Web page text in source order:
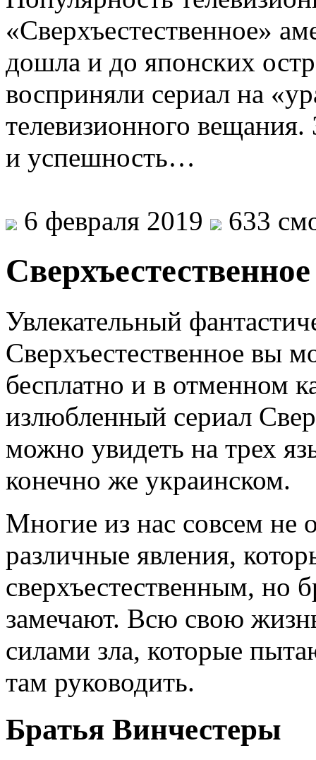
«Сверхъестественное»
дошла и до японских
восприняли сериал на
телевизионного
и успешность…
6 февраля 2019 633
Сверхъестественное
Увлекательный
Сверхъестественное вы
бесплатно и в отменном
излюбленный сериал
можно увидеть на трех
конечно же украинском.
Многие из нас совсем не
различные явления,
сверхъестественным, но
замечают. Всю свою
силами зла, которые
там руководить.
Братья Винчестеры